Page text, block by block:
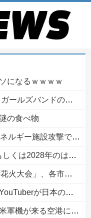
になるｗｗｗｗ
こう』なってしまいお気持ち表明してしまう…
の食べ物
判明「韓国で船積みの精製油3万トンがロシア行き」
で再びトップに戻れると確信」他
→ 高価チケットを購入した人達がSNS阿鼻叫喚
宅へ不法侵入する動画を投稿
来る空港になっていた